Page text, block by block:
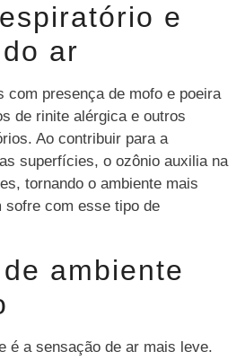
e
ar
com presença de mofo e poeira
de rinite alérgica e outros
Ao contribuir para a
superfícies, o ozônio auxilia na
tornando o ambiente mais
sofre com esse tipo de
ambiente
é a sensação de ar mais leve.